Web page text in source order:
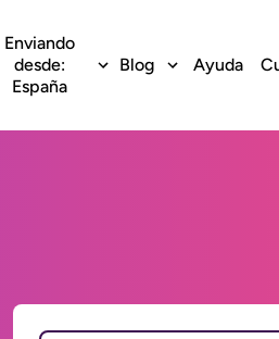
Enviando
desde:
España
Blog Ayuda